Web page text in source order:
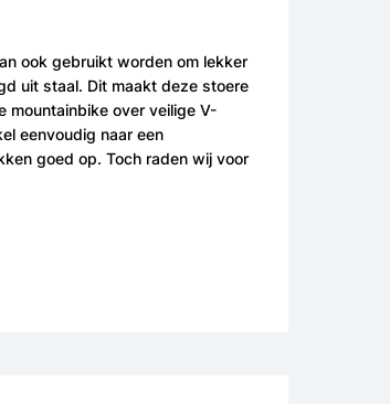
ook gebruikt worden om lekker
uit staal. Dit maakt deze stoere
mountainbike over veilige V-
eenvoudig naar een
goed op. Toch raden wij voor